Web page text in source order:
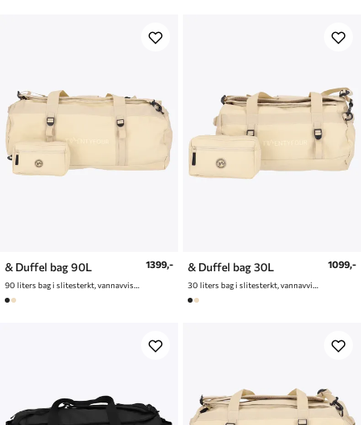
& Duffel bag 90L
90 liters bag i slitesterkt, vannavvisende materiale
1399,- & Duffel bag 30L
30 liters bag i slitesterkt, vannavvisende materiale
1099,-